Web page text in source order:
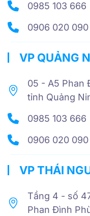
0985 103 666
0906 020 090
VP QUẢNG
05 - A5 Phan
tỉnh Quảng
0985 103 666
0906 020 090
VP THÁI
Tầng 4 - số
Phan Đình